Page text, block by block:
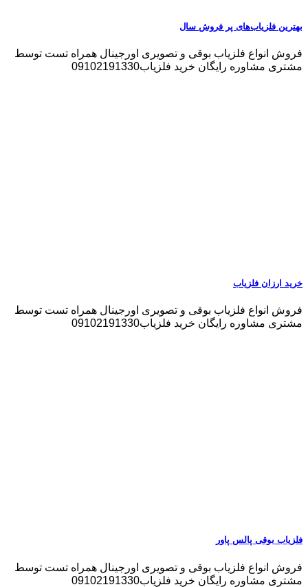
بهترین فلزیاب‌های پر فروش سال
فروش انواع فلزیاب بوقی و تصویری اورجینال همراه تست توسط
مشتری مشاوره رایگان خرید فلزیاب09102191330
خرید ارزان فلزیاب
فروش انواع فلزیاب بوقی و تصویری اورجینال همراه تست توسط
مشتری مشاوره رایگان خرید فلزیاب09102191330
فلزیاب بوقی پالس پاور
فروش انواع فلزیاب بوقی و تصویری اورجینال همراه تست توسط
مشتری مشاوره رایگان خرید فلزیاب09102191330